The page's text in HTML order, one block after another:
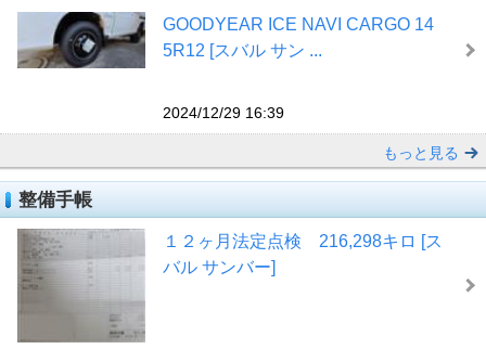
GOODYEAR ICE NAVI CARGO 14
5R12 [スバル サン ...
2024/12/29 16:39
もっと見る
整備手帳
１２ヶ月法定点検 216,298キロ [ス
バル サンバー]